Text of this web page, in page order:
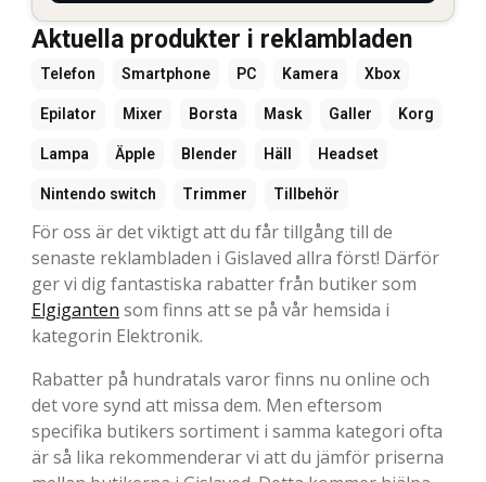
Aktuella produkter i reklambladen
Telefon Smartphone PC Kamera Xbox
Epilator Mixer Borsta Mask Galler Korg
Lampa Äpple Blender Häll Headset
Nintendo switch Trimmer Tillbehör
För oss är det viktigt att du får tillgång till de
senaste reklambladen i Gislaved allra först! Därför
ger vi dig fantastiska rabatter från butiker som
Elgiganten som finns att se på vår hemsida i
kategorin Elektronik.
Rabatter på hundratals varor finns nu online och
det vore synd att missa dem. Men eftersom
specifika butikers sortiment i samma kategori ofta
är så lika rekommenderar vi att du jämför priserna